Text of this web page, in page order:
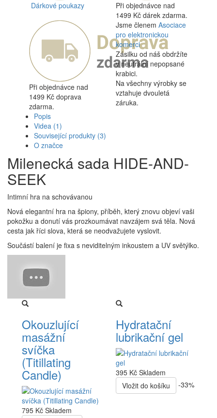
Dárkové poukazy
Při objednávce nad
1499 Kč dárek zdarma.
Při objednávce nad
1499 Kč doprava
zdarma.
Jsme členem Asociace
pro elektronickou
komerci
Zásilku od náš obdržíte
v neutrální nepopsané
krabici.
Na všechny výrobky se
vztahuje dvouletá
záruka.
Popis
Videa (1)
Související produkty (3)
O značce
Milenecká sada HIDE-AND-
SEEK
Intimní hra na schovávanou
Nová elegantní hra na špiony, příběh, který znovu objeví vaši
pokožku a donutí vás prozkoumávat navzájem svá těla. Nová
cesta jak říci slova, která se neodvažujete vyslovit.
Součástí balení je fixa s neviditelným inkoustem a UV světýlko.
Okouzlující
masážní
svíčka
(Titillating
Candle)
795 Kč Skladem
Hydratační
lubrikační gel
395 Kč Skladem
Vložit do košíku
-33%